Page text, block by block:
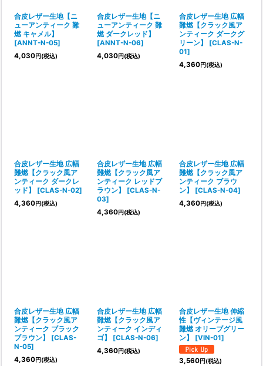
合皮レザー生地【ニ
ューアンティーク 難
燃 キャメル】
[ANNT-N-05]
4,030円(税込)
合皮レザー生地【ニ
ューアンティーク 難
燃 ダークレッド】
[ANNT-N-06]
4,030円(税込)
合皮レザー生地 広幅
難燃【クラック風ア
ンティーク ダークグ
リーン】
[CLAS-N-
01]
4,360円(税込)
合皮レザー生地 広幅
難燃【クラック風ア
ンティーク ダークレ
ッド】
[CLAS-N-02]
4,360円(税込)
合皮レザー生地 広幅
難燃【クラック風ア
ンティーク レッドブ
ラウン】
[CLAS-N-
03]
4,360円(税込)
合皮レザー生地 広幅
難燃【クラック風ア
ンティーク ブラウ
ン】
[CLAS-N-04]
4,360円(税込)
合皮レザー生地 広幅
難燃【クラック風ア
ンティーク ブラック
ブラウン】
[CLAS-
N-05]
4,360円(税込)
合皮レザー生地 広幅
難燃【クラック風ア
ンティーク インディ
ゴ】
[CLAS-N-06]
4,360円(税込)
合皮レザー生地 伸縮
性【ヴィンテージ風
難燃 オリーブグリー
ン】
[VIN-01]
3,560円(税込)